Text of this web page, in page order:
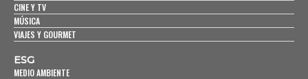
CINE Y TV
MÚSICA
VIAJES Y GOURMET
ESG
MEDIO AMBIENTE